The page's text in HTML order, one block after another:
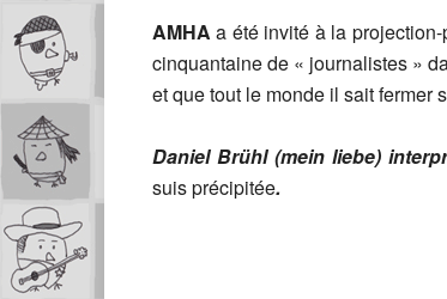
AMHA a été invité à la
cinquantaine de « journalistes »
et que tout le monde il sait fermer
Daniel Brühl (mein liebe)
suis précipitée.